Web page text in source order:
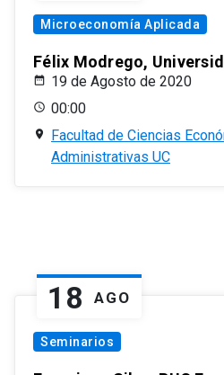
Microeconomía Aplicada
Félix Modrego,
19 de Agosto de 2020
00:00
Facultad de Ciencias
Administrativas UC
18 AGO
Seminarios